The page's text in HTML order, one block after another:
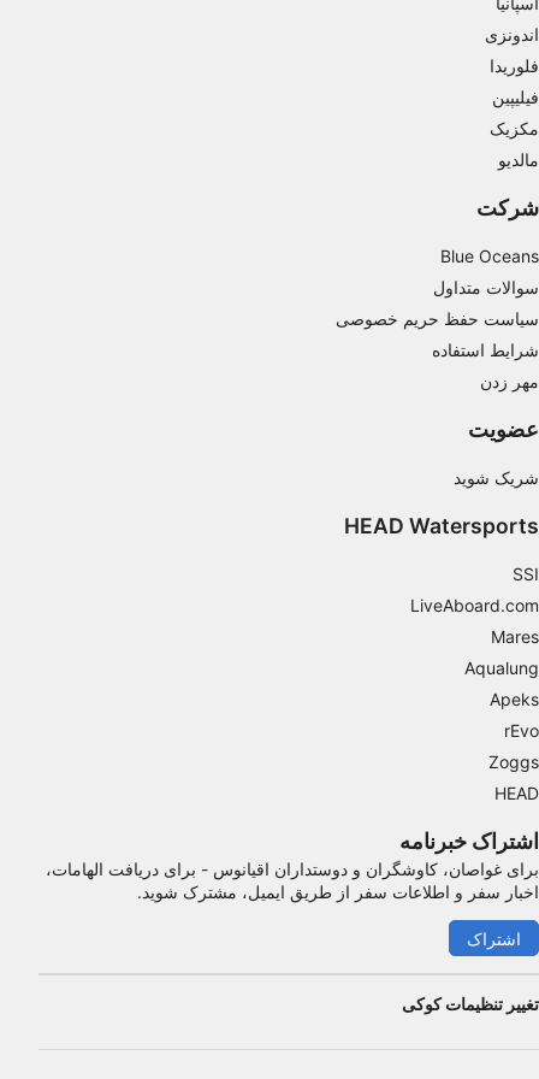
اندونزی
فلوریدا
فیلیپین
مکزیک
مالدیو
شرکت
Blue Oceans
سوالات متداول
سیاست حفظ حریم خصوصی
شرایط استفاده
مهر زدن
عضویت
شریک شوید
HEAD Watersports
SSI
LiveAboard.com
Mares
Aqualung
Apeks
rEvo
Zoggs
HEAD
اشتراک خبرنامه
برای غواصان، کاوشگران و دوستداران اقیانوس - برای دریافت الهامات،
اخبار سفر و اطلاعات سفر از طریق ایمیل، مشترک شوید.
اشتراک
تغییر تنظیمات کوکی
Identify devices based on information